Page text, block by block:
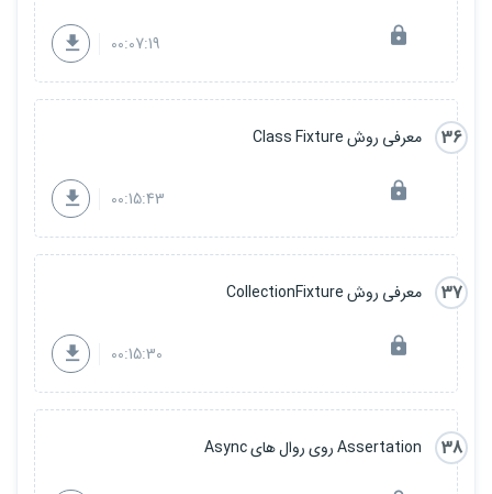
00:07:19
36 معرفی روش Class Fixture
00:15:43
37 معرفی روش CollectionFixture
00:15:30
38 Assertation روی روال های Async